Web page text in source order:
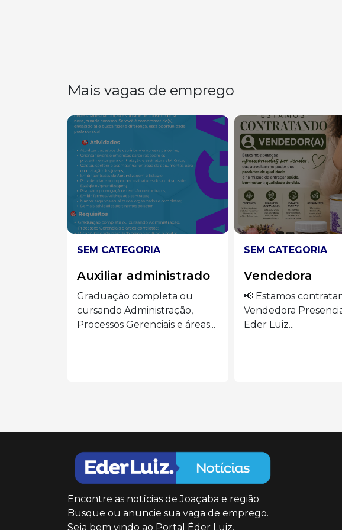
Mais vagas de emprego
SEM CATEGORIA
Vendedora
📢 Estamos contratando:
Vendedora Presencial Siga o
Eder Luiz...
SEM CATEGORIA
Auxiliar de
🍽️ VAGAS ABERTAS
AUXILIAR DE
o...
Encontre as notícias de Joaçaba e região.
Busque ou anuncie sua vaga de emprego.
Seja bem vindo ao Portal Éder Luiz,